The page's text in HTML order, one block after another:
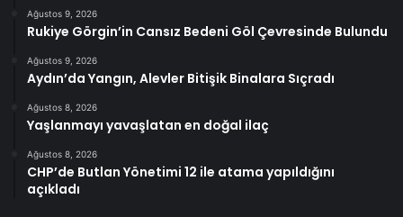
Ağustos 9, 2026
Rukiye Görgin’in Cansız Bedeni Göl Çevresinde Bulundu
Ağustos 9, 2026
Aydın’da Yangın, Alevler Bitişik Binalara Sıçradı
Ağustos 8, 2026
Yaşlanmayı yavaşlatan en doğal ilaç
Ağustos 8, 2026
CHP’de Butlan Yönetimi 12 ile atama yapıldığını
açıkladı